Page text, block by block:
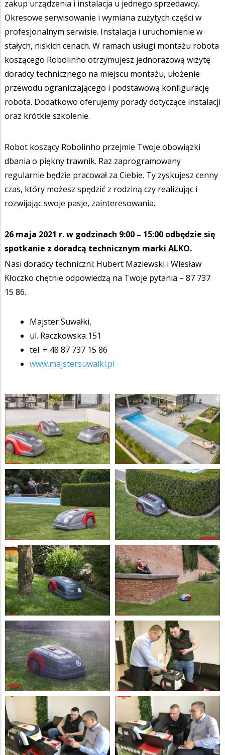
zakup urządzenia i instalacja u jednego sprzedawcy.
Okresowe serwisowanie i wymiana zużytych części w
profesjonalnym serwisie. Instalacja i uruchomienie w
stałych, niskich cenach. W ramach usługi montażu robota
koszącego Robolinho otrzymujesz jednorazową wizytę
doradcy technicznego na miejscu montażu, ułożenie
przewodu ograniczającego i podstawową konfigurację
robota. Dodatkowo oferujemy porady dotyczące instalacji
oraz krótkie szkolenie.
Robot koszący Robolinho przejmie Twoje obowiązki
dbania o piękny trawnik. Raz zaprogramowany
regularnie będzie pracował za Ciebie. Ty zyskujesz cenny
czas, który możesz spędzić z rodziną czy realizując i
rozwijając swoje pasje, zainteresowania.
26 maja 2021 r. w godzinach 9:00 – 15:00 odbędzie się
spotkanie z doradcą technicznym marki ALKO.
Nasi doradcy techniczni: Hubert Maziewski i Wiesław
Kłoczko chętnie odpowiedzą na Twoje pytania – 87 737
15 86.
Majster Suwałki,
ul. Raczkowska 151
tel. + 48 87 737 15 86
www.majstersuwalki.pl